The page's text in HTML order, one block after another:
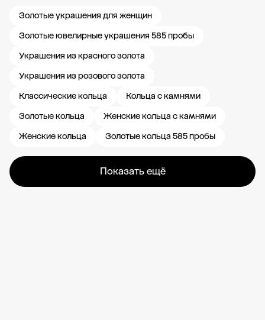
Золотые украшения для женщин
Золотые ювелирные украшения 585 пробы
Украшения из красного золота
Украшения из розового золота
Классические кольца
Кольца с камнями
Золотые кольца
Женские кольца с камнями
Женские кольца
Золотые кольца 585 пробы
Показать ещё